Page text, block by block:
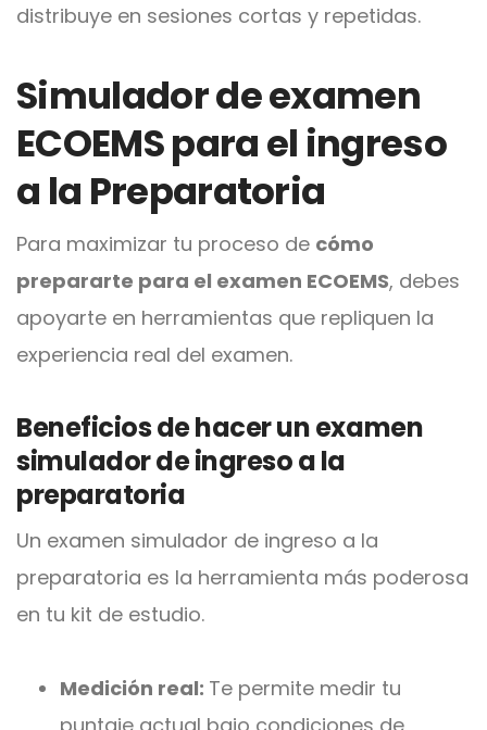
distribuye en sesiones cortas y repetidas.
Simulador de examen
ECOEMS para el ingreso
a la Preparatoria
Para maximizar tu proceso de cómo
prepararte para el examen ECOEMS, debes
apoyarte en herramientas que repliquen la
experiencia real del examen.
Beneficios de hacer un examen
simulador de ingreso a la
preparatoria
Un examen simulador de ingreso a la
preparatoria es la herramienta más poderosa
en tu kit de estudio.
Medición real: Te permite medir tu